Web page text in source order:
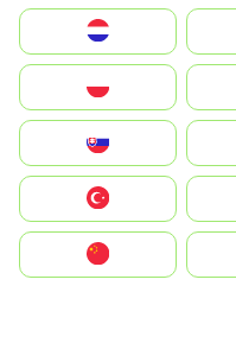
United States
中國香港特別行政區